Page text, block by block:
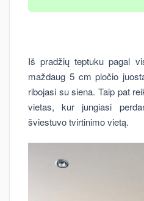
Iš pradžių teptuku pagal
maždaug 5 cm pločio
ribojasi su siena. Taip pat
vietas, kur jungiasi
šviestuvo tvirtinimo vietą.